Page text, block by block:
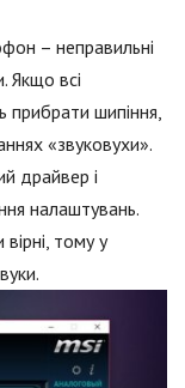
– неправильні
Якщо всі
прибрати шипіння,
«звуковухи».
драйвер і
налаштувань.
тому у